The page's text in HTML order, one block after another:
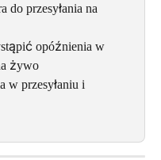
do przesyłania na
opóźnienia w
żywo
w przesyłaniu i